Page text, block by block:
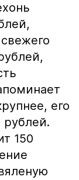
его
рублей.
150